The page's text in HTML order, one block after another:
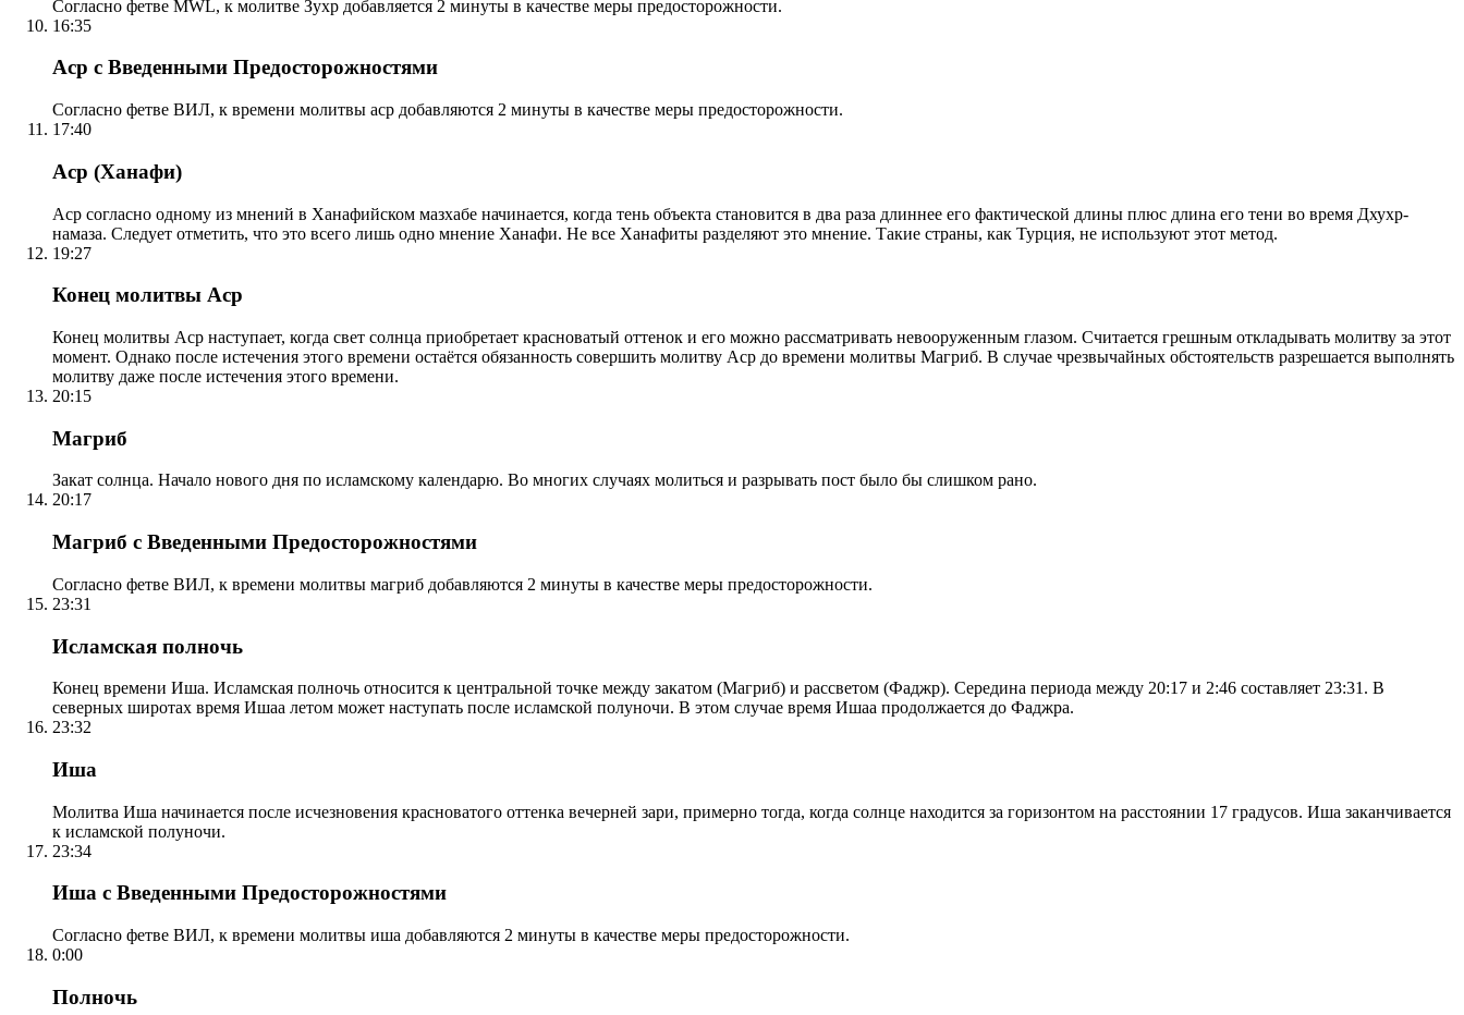
Согласно фетве MWL, к молитве Зухр добавляется 2 минуты в качестве меры предосторожности.
16:35
Аср с Введенными Предосторожностями
Согласно фетве ВИЛ, к времени молитвы аср добавляются 2 минуты в качестве меры предосторожности.
17:40
Аср (Ханафи)
Аср согласно одному из мнений в Ханафийском мазхабе начинается, когда тень объекта становится в два раза длиннее его фактической длины плюс длина его тени во время Дхухр-
намаза. Следует отметить, что это всего лишь одно мнение Ханафи. Не все Ханафиты разделяют это мнение. Такие страны, как Турция, не используют этот метод.
19:27
Конец молитвы Аср
Конец молитвы Аср наступает, когда свет солнца приобретает красноватый оттенок и его можно рассматривать невооруженным глазом. Считается грешным откладывать молитву за этот
момент. Однако после истечения этого времени остаётся обязанность совершить молитву Аср до времени молитвы Магриб. В случае чрезвычайных обстоятельств разрешается выполнять
молитву даже после истечения этого времени.
20:15
Магриб
Закат солнца. Начало нового дня по исламскому календарю. Во многих случаях молиться и разрывать пост было бы слишком рано.
20:17
Магриб с Введенными Предосторожностями
Согласно фетве ВИЛ, к времени молитвы магриб добавляются 2 минуты в качестве меры предосторожности.
23:31
Исламская полночь
Конец времени Иша. Исламская полночь относится к центральной точке между закатом (Магриб) и рассветом (Фаджр). Середина периода между 20:17 и 2:46 составляет 23:31. В
северных широтах время Ишаа летом может наступать после исламской полуночи. В этом случае время Ишаа продолжается до Фаджра.
23:32
Иша
Молитва Иша начинается после исчезновения красноватого оттенка вечерней зари, примерно тогда, когда солнце находится за горизонтом на расстоянии 17 градусов. Иша заканчивается
к исламской полуночи.
23:34
Иша с Введенными Предосторожностями
Согласно фетве ВИЛ, к времени молитвы иша добавляются 2 минуты в качестве меры предосторожности.
0:00
Полночь